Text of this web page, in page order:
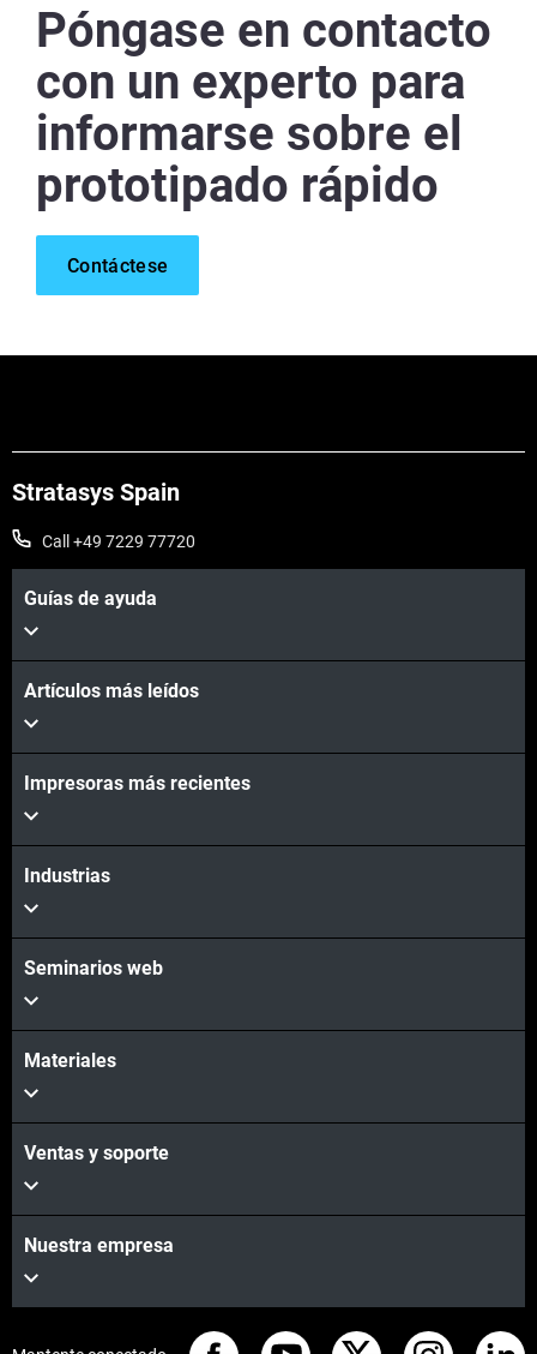
Póngase en contacto
con un experto para
informarse sobre el
prototipado rápido
Contáctese
Stratasys Spain
Call +49 7229 77720
Guías de ayuda
Artículos más leídos
Impresoras más recientes
Industrias
Seminarios web
Materiales
Ventas y soporte
Nuestra empresa